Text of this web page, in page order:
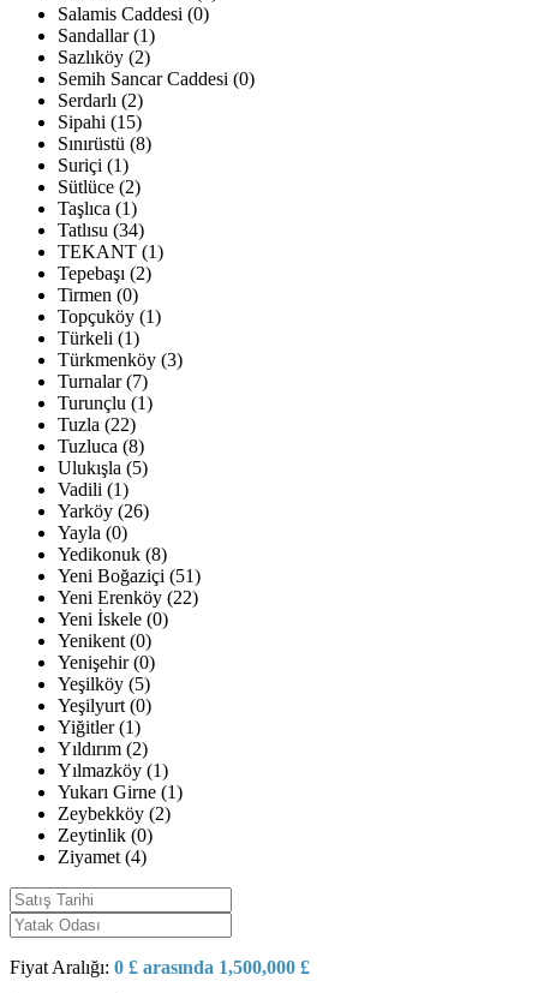
Salamis Caddesi (0)
Sandallar (1)
Sazlıköy (2)
Semih Sancar Caddesi (0)
Serdarlı (2)
Sipahi (15)
Sınırüstü (8)
Suriçi (1)
Sütlüce (2)
Taşlıca (1)
Tatlısu (34)
TEKANT (1)
Tepebaşı (2)
Tirmen (0)
Topçuköy (1)
Türkeli (1)
Türkmenköy (3)
Turnalar (7)
Turunçlu (1)
Tuzla (22)
Tuzluca (8)
Ulukışla (5)
Vadili (1)
Yarköy (26)
Yayla (0)
Yedikonuk (8)
Yeni Boğaziçi (51)
Yeni Erenköy (22)
Yeni İskele (0)
Yenikent (0)
Yenişehir (0)
Yeşilköy (5)
Yeşilyurt (0)
Yiğitler (1)
Yıldırım (2)
Yılmazköy (1)
Yukarı Girne (1)
Zeybekköy (2)
Zeytinlik (0)
Ziyamet (4)
Fiyat Aralığı: 0 £ arasında 1,500,000 £